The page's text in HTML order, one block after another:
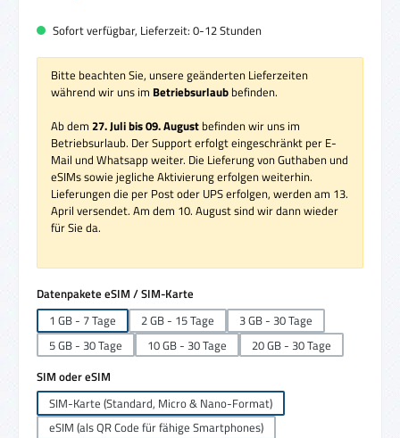
Sofort verfügbar, Lieferzeit: 0-12 Stunden
Bitte beachten Sie, unsere geänderten Lieferzeiten
während wir uns im Betriebsurlaub befinden.
Ab dem 27. Juli bis 09. August befinden wir uns im
Betriebsurlaub. Der Support erfolgt eingeschränkt per E-
Mail und Whatsapp weiter. Die Lieferung von Guthaben und
eSIMs sowie jegliche Aktivierung erfolgen weiterhin.
Lieferungen die per Post oder UPS erfolgen, werden am 13.
April versendet. Am dem 10. August sind wir dann wieder
für Sie da.
Datenpakete eSIM / SIM-Karte
1 GB - 7 Tage
2 GB - 15 Tage
3 GB - 30 Tage
5 GB - 30 Tage
10 GB - 30 Tage
20 GB - 30 Tage
SIM oder eSIM
SIM-Karte (Standard, Micro & Nano-Format)
eSIM (als QR Code für fähige Smartphones)